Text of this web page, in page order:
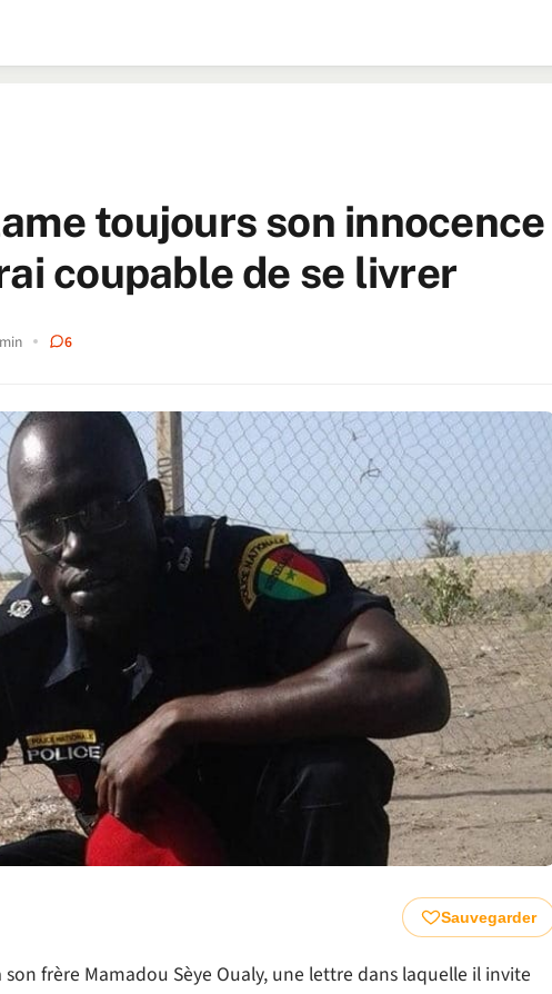
toujours son innocence
coupable de se livrer
6
Sauvegarder
frère Mamadou Sèye Oualy, une lettre dans laquelle il invite